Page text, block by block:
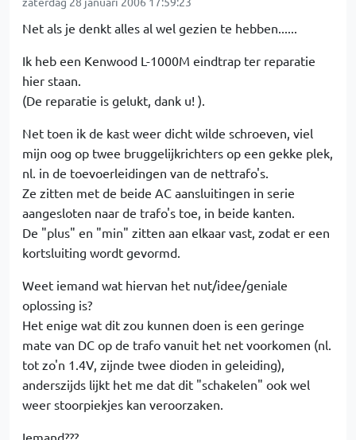
Net als je denkt alles al wel gezien te hebben......
Ik heb een Kenwood L-1000M eindtrap ter reparatie
hier staan.
(De reparatie is gelukt, dank u! ).
Net toen ik de kast weer dicht wilde schroeven, viel
mijn oog op twee bruggelijkrichters op een gekke plek,
nl. in de toevoerleidingen van de nettrafo's.
Ze zitten met de beide AC aansluitingen in serie
aangesloten naar de trafo's toe, in beide kanten.
De "plus" en "min" zitten aan elkaar vast, zodat er een
kortsluiting wordt gevormd.
Weet iemand wat hiervan het nut/idee/geniale
oplossing is?
Het enige wat dit zou kunnen doen is een geringe
mate van DC op de trafo vanuit het net voorkomen (nl.
tot zo'n 1.4V, zijnde twee dioden in geleiding),
anderszijds lijkt het me dat dit "schakelen" ook wel
weer stoorpiekjes kan veroorzaken.
Iemand???